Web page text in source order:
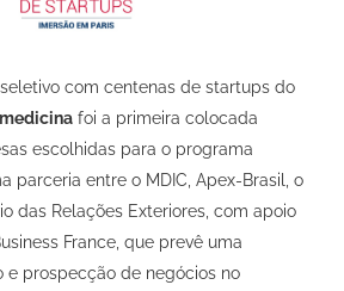
com centenas de startups do
foi a primeira colocada
escolhidas para o programa
parceria entre o MDIC, Apex-Brasil, o
das Relações Exteriores, com apoio
France, que prevê uma
e prospecção de negócios no